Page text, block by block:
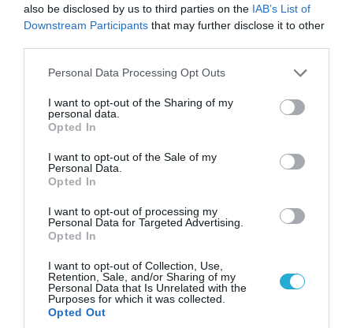
also be disclosed by us to third parties on the IAB’s List of
Downstream Participants that may further disclose it to other
Please note that this website/app uses one or more Google
not limited to your visit or usage behaviour. You may click to
grant or deny consent to Google and its third-party tags to
use your data for below specified purposes in below Google
consent section.
Personal Data Processing Opt Outs
I want to opt-out of the Sharing of my
personal data.
Opted In
I want to opt-out of the Sale of my
Personal Data.
Opted In
I want to opt-out of processing my
Personal Data for Targeted Advertising.
Opted In
I want to opt-out of Collection, Use,
Retention, Sale, and/or Sharing of my
Personal Data that Is Unrelated with the
Purposes for which it was collected.
Opted Out
07.08.2026 | 20:02
Ο Γιάννης Αλαφούζος «τέλειωσε» τον
Κωνσταντίνο Ζούλα από τον ΣΚΑΪ – Ο λόγος της
απομάκρυνσής του
06.08.2026 | 14:02
«Επιχείρηση ελεύθερα πεζοδρόμια» στην